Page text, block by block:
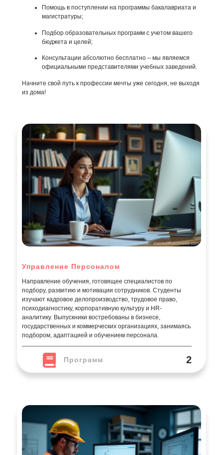
Помощь в поступлении на программы бакалавриата и
магистратуры;
Подбор образовательных программ с учетом вашего
бюджета и целей;
Консультации абсолютно бесплатно – мы являемся
официальными представителями учебных заведений.
Начните свой путь к профессии мечты уже сегодня, не выходя
из дома!
Управление Персоналом
Направление обучения, готовящее специалистов по
подбору, развитию и мотивации сотрудников. Студенты
изучают кадровое делопроизводство, трудовое право,
психодиагностику, корпоративную культуру и HR-
аналитику. Выпускники востребованы в бизнесе,
государственных и коммерческих организациях, занимаясь
подбором, адаптацией и обучением персонала.
Программ 2